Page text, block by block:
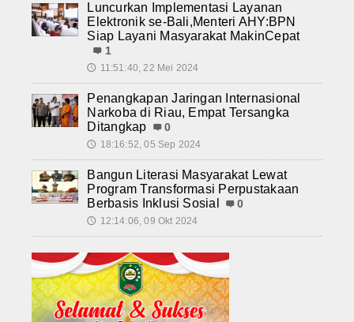
Luncurkan Implementasi Layanan
Elektronik se-Bali,Menteri AHY:BPN
Siap Layani Masyarakat MakinCepat
1
🕔 11:51:40, 22 Mei 2024
Penangkapan Jaringan Internasional
Narkoba di Riau, Empat Tersangka
Ditangkap
0
🕔 18:16:52, 05 Sep 2024
Bangun Literasi Masyarakat Lewat
Program Transformasi Perpustakaan
Berbasis Inklusi Sosial
0
🕔 12:14:06, 09 Okt 2024